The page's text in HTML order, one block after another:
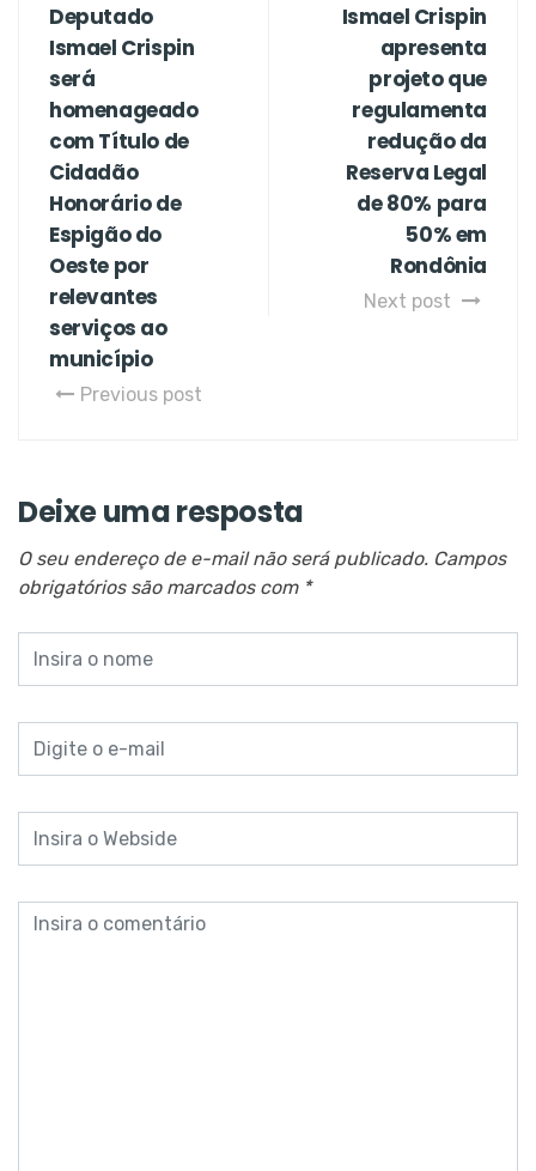
Deputado
Ismael Crispin
será
homenageado
com Título de
Cidadão
Honorário de
Espigão do
Oeste por
relevantes
serviços ao
município
Previous post
Ismael Crispin
apresenta
projeto que
regulamenta
redução da
Reserva Legal
de 80% para
50% em
Rondônia
Next post
Deixe uma resposta
O seu endereço de e-mail não será publicado. Campos
obrigatórios são marcados com *